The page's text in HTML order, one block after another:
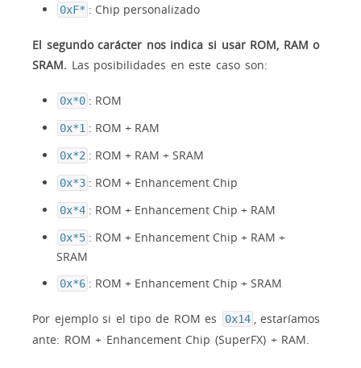
0xF* : Chip personalizado
El segundo carácter nos indica si usar ROM, RAM o
SRAM. Las posibilidades en este caso son:
0x*0 : ROM
0x*1 : ROM + RAM
0x*2 : ROM + RAM + SRAM
0x*3 : ROM + Enhancement Chip
0x*4 : ROM + Enhancement Chip + RAM
0x*5 : ROM + Enhancement Chip + RAM +
SRAM
0x*6 : ROM + Enhancement Chip + SRAM
Por ejemplo si el tipo de ROM es 0x14 , estaríamos
ante: ROM + Enhancement Chip (SuperFX) + RAM.